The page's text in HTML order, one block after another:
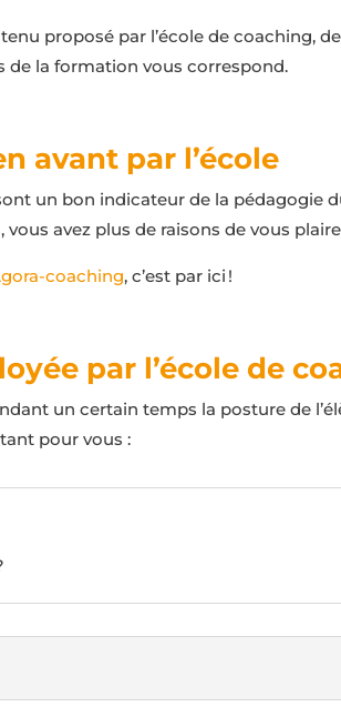
proposé par l’école de coaching,
de la formation vous correspond.
avant par l’école
un bon indicateur de la
avez plus de raisons de vous
coaching, c’est par ici !
par l’école de
un certain temps la posture de
pour vous :